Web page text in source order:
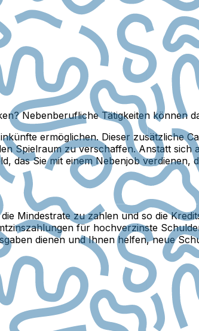
Nebenberufliche Tätigkeiten können
ermöglichen. Dieser zusätzliche
Spielraum zu verschaffen. Anstatt sich
das Sie mit einem Nebenjob verdienen,
Mindestrate zu zahlen und so die
für hochverzinste
dienen und Ihnen helfen, neue